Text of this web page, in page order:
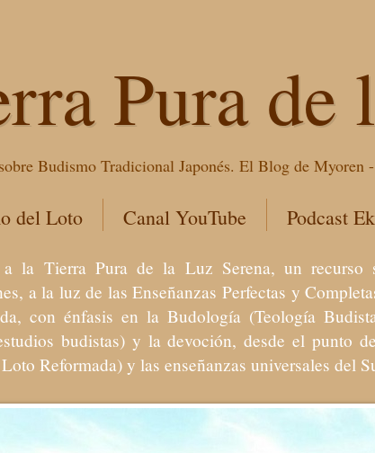
Pura de
Budismo Tradicional Japonés. El Blog de Myoren
del Loto Canal YouTube Podcast
a la Tierra Pura de la Luz Serena, un
a la luz de las Enseñanzas Perfectas y
con énfasis en la Budología (Teología
budistas) y la devoción, desde el punto
Reformada) y las enseñanzas universales del